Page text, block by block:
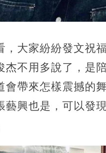
，大家紛紛發文祝
杰不用多說了，是
會帶來怎樣震撼的
藝興也是，可以發